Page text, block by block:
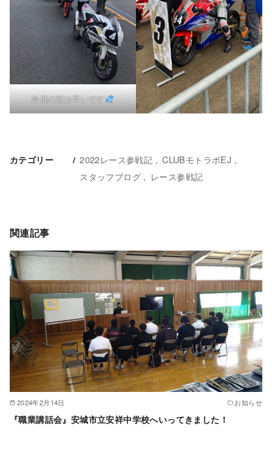
鈴鹿の朝は早いです
カテゴリー 2022レース参戦記
CLUBモトラボEJ
スタッフブログ
レース参戦記
関連記事
2024年2月14日 お知らせ
『職業講話会』安城市立安祥中学校へいってきました！